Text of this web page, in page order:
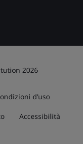
2026
d’uso
Accessibilità